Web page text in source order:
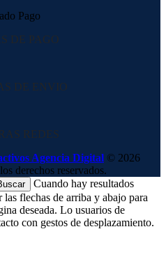
Pago
DE PAGO
DE ENVIO
REDES
Agencia Digital © 2026
derechos reservados.
Cuando hay resultados
flechas de arriba y abajo para
deseada. Lo usuarios de
con gestos de desplazamiento.